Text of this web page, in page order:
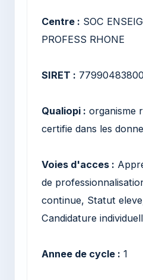
Centre : SOC
PROFESS RHONE
SIRET :
Qualiopi : organisme
certifie dans les
Voies d'acces :
de
continue, Statut
Candidature
Annee de cycle : 1